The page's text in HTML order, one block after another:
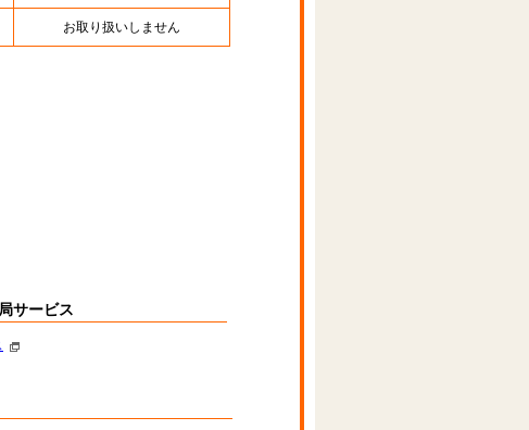
お取り扱いしません
サービス